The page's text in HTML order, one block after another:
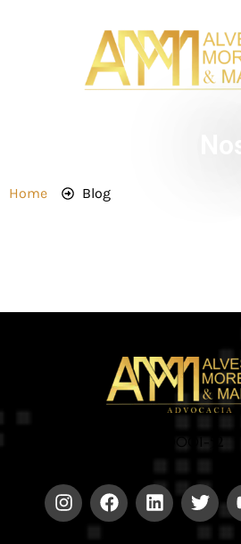
Home Blog
CNPJ 42.579.159/0001-52 |